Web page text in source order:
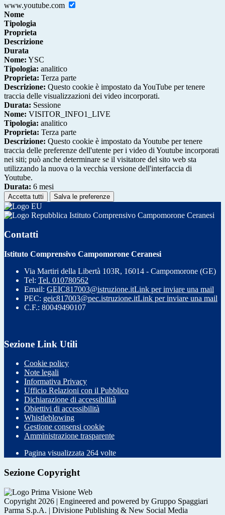
www.youtube.com
Nome
Tipologia
Proprieta
Descrizione
Durata
Nome: YSC
Tipologia: analitico
Proprieta: Terza parte
Descrizione: Questo cookie è impostato da YouTube per tenere
traccia delle visualizzazioni dei video incorporati.
Durata: Sessione
Nome: VISITOR_INFO1_LIVE
Tipologia: analitico
Proprieta: Terza parte
Descrizione: Questo cookie è impostato da Youtube per tenere
traccia delle preferenze dell'utente per i video di Youtube incorporati
nei siti; può anche determinare se il visitatore del sito web sta
utilizzando la nuova o la vecchia versione dell'interfaccia di
Youtube.
Durata: 6 mesi
Accetta tutti Salva le preferenze
Istituto Comprensivo Campomorone Ceranesi
Contatti
Istituto Comprensivo Campomorone Ceranesi
Via Martiri della Libertà 103R, 16014 - Campomorone (GE)
Tel: Tel. 010780562
Email: GEIC817003@istruzione.itLink per inviare una mail
PEC: geic817003@pec.istruzione.itLink per inviare una mail
C.F.: 80049490107
Sezione Link Utili
Cookie policy
Note legali
Informativa Privacy
Ufficio Relazioni con il Pubblico
Dichiarazione di accessibilità
Obiettivi di accessibilità
Whistleblowing
Gestione consensi cookie
Amministrazione trasparente
Pagina visualizzata 264 volte
Sezione Copyright
Copyright 2026 | Engineered and powered by Gruppo Spaggiari
Parma S.p.A. | Divisione Publishing & New Social Media